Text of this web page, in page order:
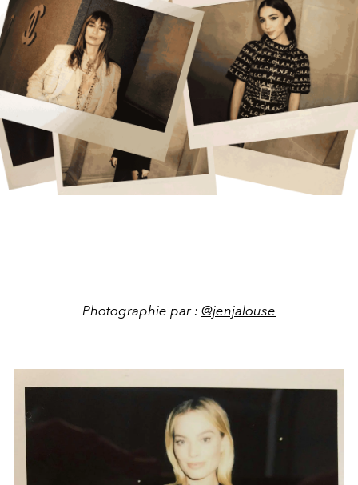
Photographie par : @jenjalouse